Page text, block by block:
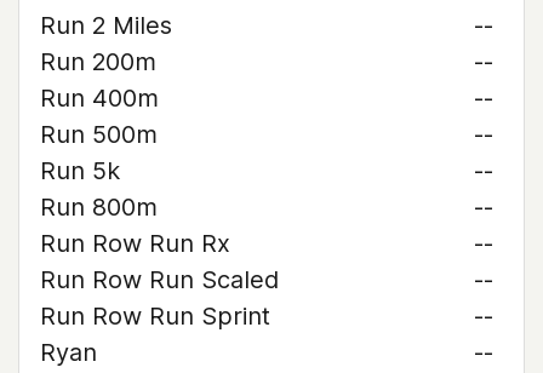
Run 2 Miles
--
Run 200m
--
Run 400m
--
Run 500m
--
Run 5k
--
Run 800m
--
Run Row Run Rx
--
Run Row Run Scaled
--
Run Row Run Sprint
--
Ryan
--